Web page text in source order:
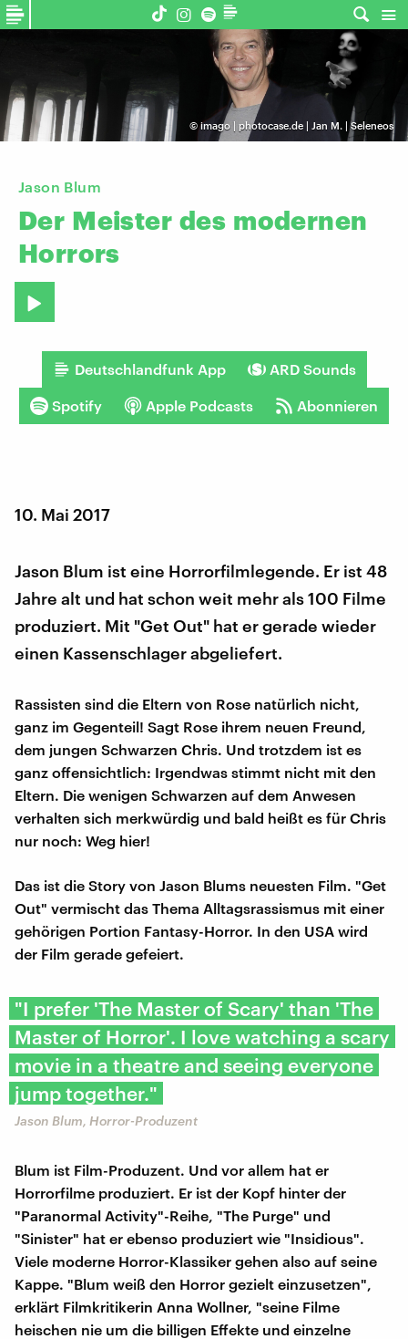
©imago | photocase.de | Jan M. | Seleneos
Jason Blum
Der Meister des modernen
Horrors
Deutschlandfunk App ARD Sounds
Spotify Apple Podcasts Abonnieren
10. Mai 2017
Jason Blum ist eine Horrorfilmlegende. Er ist 48
Jahre alt und hat schon weit mehr als 100 Filme
produziert. Mit "Get Out" hat er gerade wieder
einen Kassenschlager abgeliefert.
Rassisten sind die Eltern von Rose natürlich nicht,
ganz im Gegenteil! Sagt Rose ihrem neuen Freund,
dem jungen Schwarzen Chris. Und trotzdem ist es
ganz offensichtlich: Irgendwas stimmt nicht mit den
Eltern. Die wenigen Schwarzen auf dem Anwesen
verhalten sich merkwürdig und bald heißt es für Chris
nur noch: Weg hier!
Das ist die Story von Jason Blums neuesten Film. "Get
Out" vermischt das Thema Alltagsrassismus mit einer
gehörigen Portion Fantasy-Horror. In den USA wird
der Film gerade gefeiert.
"I prefer 'The Master of Scary' than 'The
Master of Horror'. I love watching a scary
movie in a theatre and seeing everyone
jump together."
Jason Blum, Horror-Produzent
Blum ist Film-Produzent. Und vor allem hat er
Horrorfilme produziert. Er ist der Kopf hinter der
"Paranormal Activity"-Reihe, "The Purge" und
"Sinister" hat er ebenso produziert wie "Insidious".
Viele moderne Horror-Klassiker gehen also auf seine
Kappe. "Blum weiß den Horror gezielt einzusetzen",
erklärt Filmkritikerin Anna Wollner, "seine Filme
heischen nie um die billigen Effekte und einzelne